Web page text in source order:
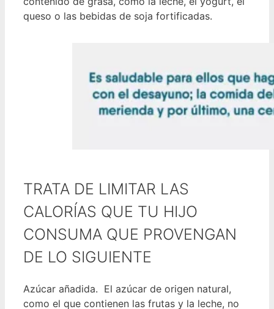
queso o las bebidas de soja fortificadas.
TRATA DE LIMITAR LAS
CALORÍAS QUE TU HIJO
CONSUMA QUE PROVENGAN
DE LO SIGUIENTE
Azúcar añadida. El azúcar de origen natural,
como el que contienen las frutas y la leche, no